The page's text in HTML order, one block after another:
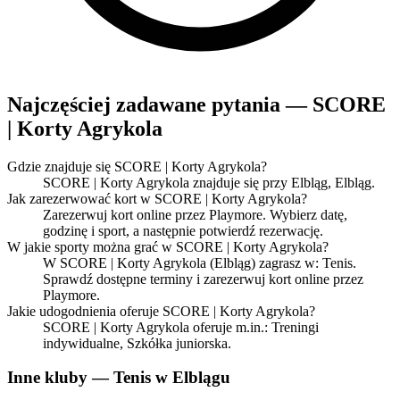
Najczęściej zadawane pytania — SCORE
| Korty Agrykola
Gdzie znajduje się SCORE | Korty Agrykola?
SCORE | Korty Agrykola znajduje się przy Elbląg, Elbląg.
Jak zarezerwować kort w SCORE | Korty Agrykola?
Zarezerwuj kort online przez Playmore. Wybierz datę,
godzinę i sport, a następnie potwierdź rezerwację.
W jakie sporty można grać w SCORE | Korty Agrykola?
W SCORE | Korty Agrykola (Elbląg) zagrasz w: Tenis.
Sprawdź dostępne terminy i zarezerwuj kort online przez
Playmore.
Jakie udogodnienia oferuje SCORE | Korty Agrykola?
SCORE | Korty Agrykola oferuje m.in.: Treningi
indywidualne, Szkółka juniorska.
Inne kluby — Tenis w Elblągu